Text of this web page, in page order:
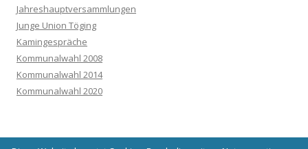
Jahreshauptversammlungen
Junge Union Töging
Kamingespräche
Kommunalwahl 2008
Kommunalwahl 2014
Kommunalwahl 2020